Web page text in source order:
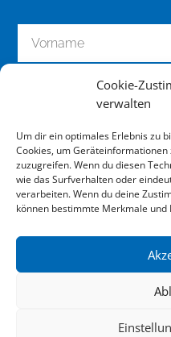
Cookie-
verwalten
Um dir ein optimales Erlebnis zu
Cookies, um
zuzugreifen. Wenn du diesen
wie das Surfverhalten oder
verarbeiten. Wenn du deine
können bestimmte Merkmale
zum